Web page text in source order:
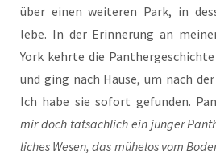
über einen wei­te­ren Park, in
lebe. In der Erin­ne­rung an
York kehr­te die
und ging nach Hau­se, um nach
Ich habe sie sofort gefun­den.
mir doch tat­säch­lich ein jun­ger
li­ches Wesen, das mühe­los vom